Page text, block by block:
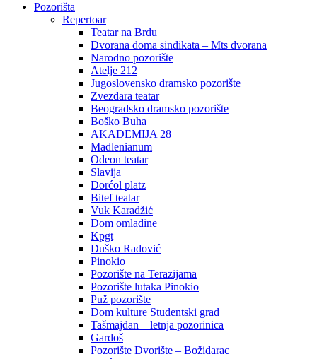
Pozorišta
Repertoar
Teatar na Brdu
Dvorana doma sindikata – Mts dvorana
Narodno pozorište
Atelje 212
Jugoslovensko dramsko pozorište
Zvezdara teatar
Beogradsko dramsko pozorište
Boško Buha
AKADEMIJA 28
Madlenianum
Odeon teatar
Slavija
Dorćol platz
Bitef teatar
Vuk Karadžić
Dom omladine
Kpgt
Duško Radović
Pinokio
Pozorište na Terazijama
Pozorište lutaka Pinokio
Puž pozorište
Dom kulture Studentski grad
Tašmajdan – letnja pozorinica
Gardoš
Pozorište Dvorište – Božidarac